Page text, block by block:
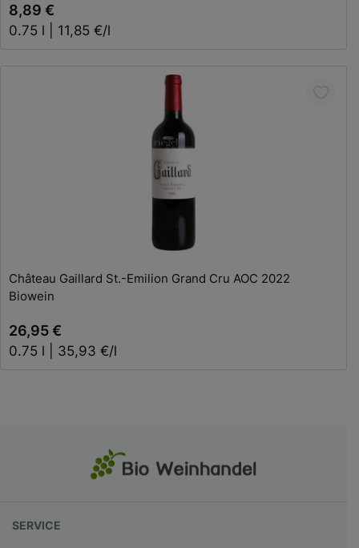
8,89 €
0.75 l | 11,85 €/l
Château Gaillard St.-Emilion Grand Cru AOC 2022
Biowein
26,95 €
0.75 l | 35,93 €/l
SERVICE